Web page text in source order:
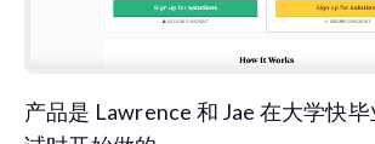
产品是 Lawrence 和 Jae 在大学快